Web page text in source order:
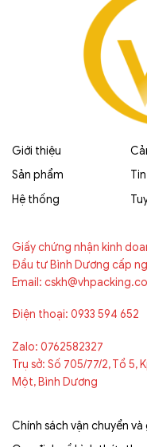
Giới thiệu
Sản phẩm
Hệ thống
Giấy chứng nhận kinh
Đầu tư Bình Dương cấp
Email:
Điện thoại: 0933 594 652
Zalo: 0762582327
Trụ sở: Số 705/77/2, Tổ 5,
Một, Bình Dương
Chính sách vận chuyển và